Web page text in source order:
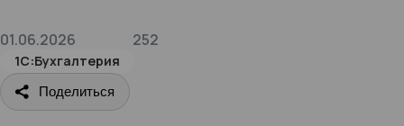
01.06.2026 252
1С:Бухгалтерия
Поделиться